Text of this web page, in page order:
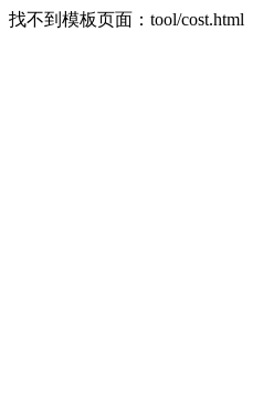
找不到模板页面：tool/cost.html